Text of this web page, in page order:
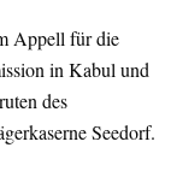
Appell für die
in Kabul und
des
Seedorf.